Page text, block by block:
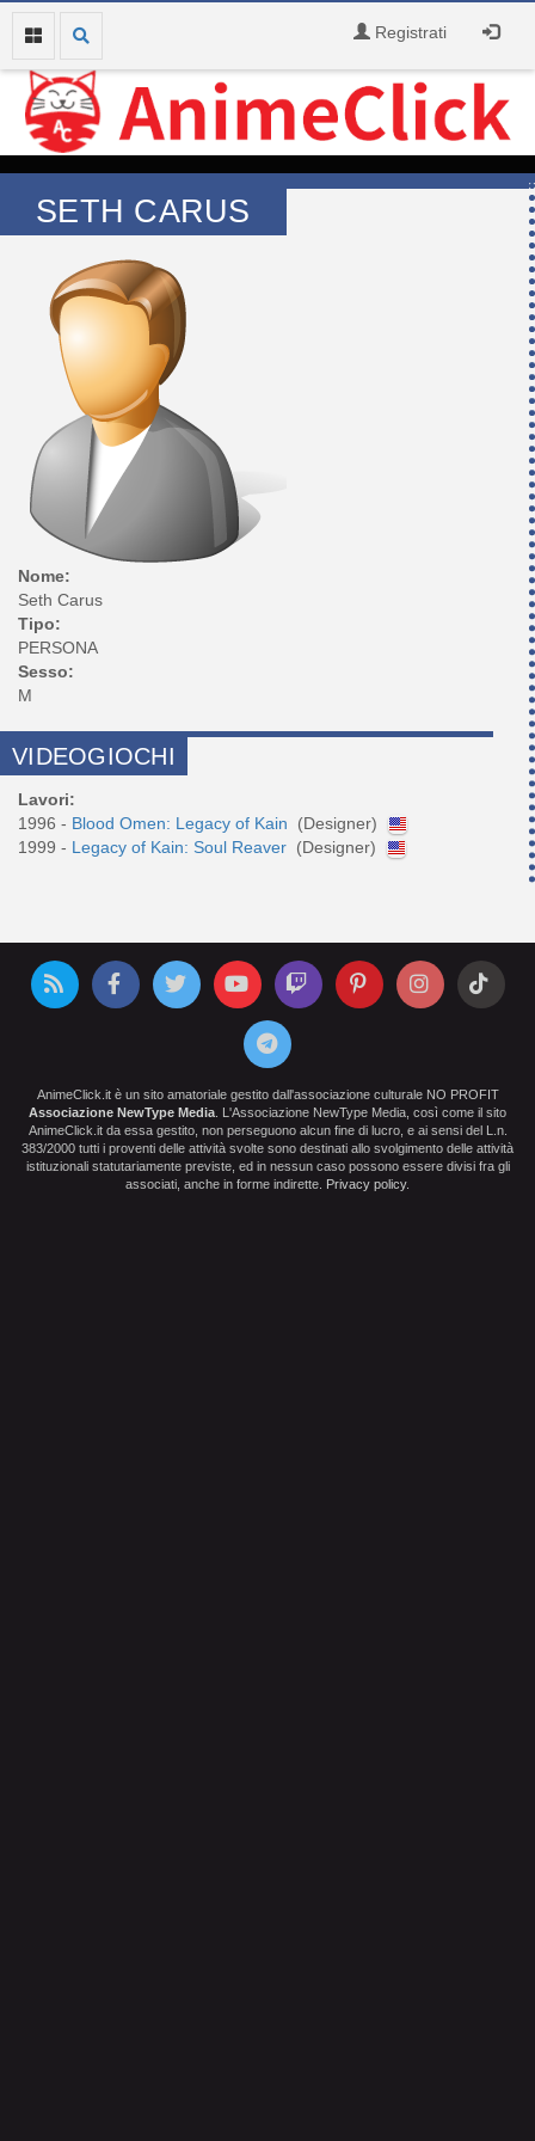
Registrati
SETH CARUS
Nome:
Seth Carus
Tipo:
PERSONA
Sesso:
M
VIDEOGIOCHI
Lavori:
1996 - Blood Omen: Legacy of Kain
(Designer)
1999 - Legacy of Kain: Soul Reaver (Designer)
AnimeClick.it è un sito amatoriale gestito dall'associazione culturale NO PROFIT
Associazione NewType Media . L'Associazione NewType Media, così come il sito
AnimeClick.it da essa gestito, non perseguono alcun fine di lucro, e ai sensi del L.n.
383/2000 tutti i proventi delle attività svolte sono destinati allo svolgimento delle attività
istituzionali statutariamente previste, ed in nessun caso possono essere divisi fra gli
associati, anche in forme indirette.
Privacy policy.